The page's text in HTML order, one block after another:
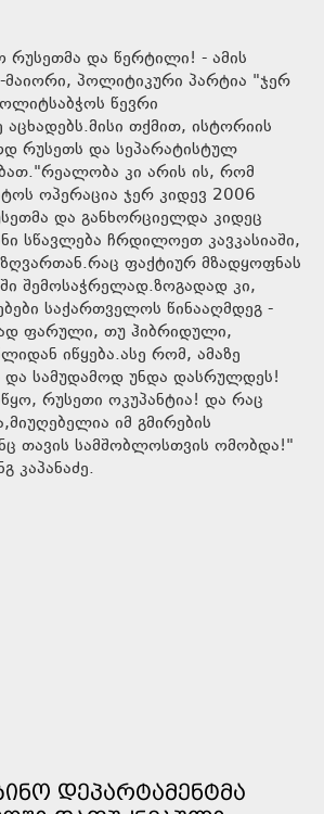
რუსეთმა და წერტილი! - ამის
მაიორი, პოლიტიკური პარტია "ჯერ
წევრი
აცხადებს.მისი თქმით, ისტორიის
რუსეთს და სეპარატისტულ
კი არის ის, რომ
ოპერაცია ჯერ კიდევ 2006
და განხორციელდა კიდეც
სწავლება ჩრდილოეთ კავკასიაში,
ფაქტიურ მზადყოფნას
შემოსაჭრელად.ზოგადად კი,
საქართველოს წინააღმდეგ -
ფარული, თუ ჰიბრიდული,
იწყება.ასე რომ, ამაზე
სამუდამოდ უნდა დასრულდეს!
რუსეთი ოკუპანტია! და რაც
იმ გმირების
თავის სამშობლოსთვის ომობდა!"
კაპანაძე.
ᲓᲔᲞᲐᲠᲢᲐᲛᲔᲜᲢᲛᲐ